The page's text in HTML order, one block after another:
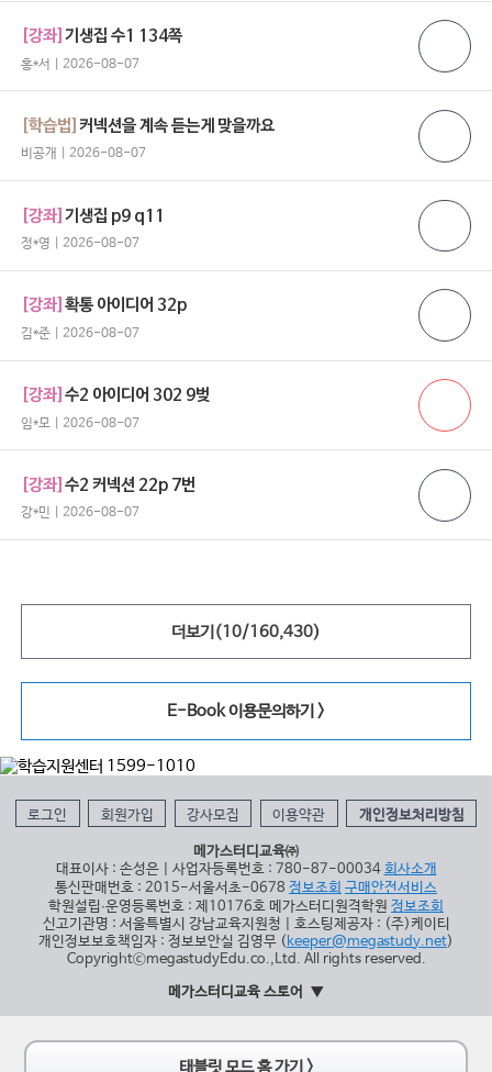
[강좌]기생집 수1 134쪽
홍*서 | 2026-08-07
[학습법]커넥션을 계속 듣는게 맞을까요
비공개 | 2026-08-07
[강좌]기생집 p9 q11
정*영 | 2026-08-07
[강좌]확통 아이디어 32p
김*준 | 2026-08-07
[강좌]수2 아이디어 302 9벚
임*모 | 2026-08-07
[강좌]수2 커넥션 22p 7번
강*민 | 2026-08-07
더보기(10/160,430)
E-Book 이용문의하기 >
로그인 회원가입 강사모집 이용약관 개인정보처리방침
메가스터디교육㈜
대표이사 : 손성은 | 사업자등록번호 : 780-87-00034 회사소개
통신판매번호 : 2015-서울서초-0678 정보조회 구매안전서비스
학원설립∙운영등록번호 : 제10176호 메가스터디원격학원 정보조회
신고기관명 : 서울특별시 강남교육지원청 | 호스팅제공자 : (주)케이티
개인정보보호책임자 : 정보보안실 김영무 (keeper@megastudy.net)
CopyrightⓒmegastudyEdu.co.,Ltd. All rights reserved.
메가스터디교육 스토어
태블릿 모드 홈 가기 >